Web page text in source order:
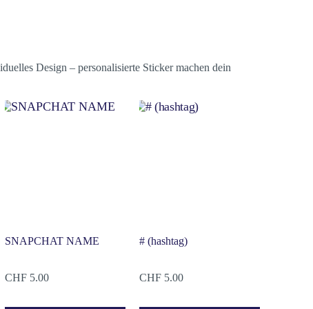
Design – personalisierte Sticker machen dein
SNAPCHAT NAME
CHF5.00
# (hashtag)
CHF5.00